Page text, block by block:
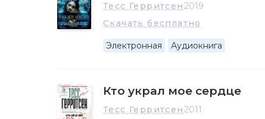
Тесс Герритсен2019
Скачать бесплатно
Электронная Аудиокнига
Кто украл мое сердце
Тесс Герритсен2011